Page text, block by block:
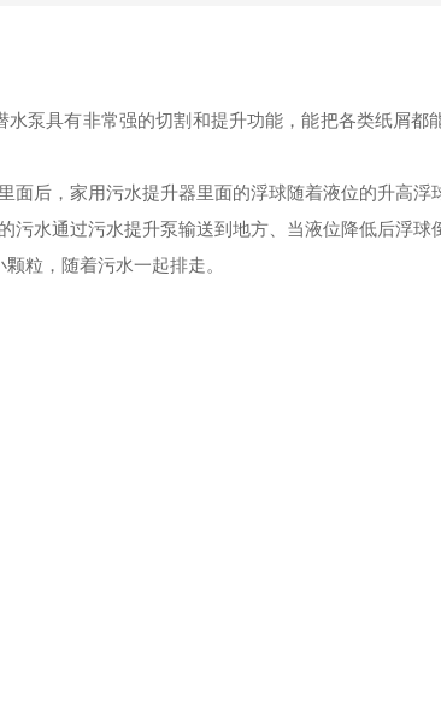
水泵具有非常强的切割 和提升功能 ，能把各类纸屑都
面后， 家用污水提升器里面的浮球随着液位的升高浮
污水通过污水提升泵输送到地方、当液位降低后浮球
颗粒 ，随着污水一起排走。